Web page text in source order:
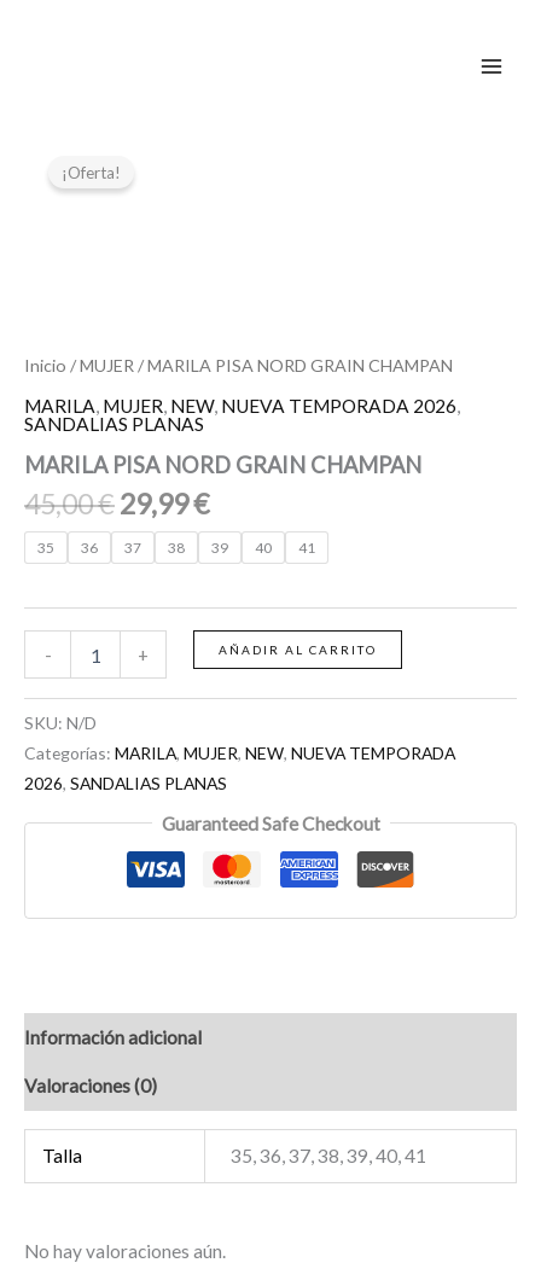
¡Oferta!
Inicio /MUJER / MARILA PISA NORD GRAIN CHAMPAN
MARILA, MUJER, NEW, NUEVA TEMPORADA 2026,
SANDALIAS PLANAS
MARILA PISA NORD GRAIN CHAMPAN
45,00€29,99€
35 36 37 38 39 40 41
-
NORD
+ AÑADIR AL CARRITO
SKU: N/D
Categorías: MARILA, MUJER, NEW, NUEVA TEMPORADA
2026, SANDALIAS PLANAS
Guaranteed Safe Checkout
Información adicional
Valoraciones (0)
Talla 35, 36, 37, 38, 39, 40, 41
No hay valoraciones aún.